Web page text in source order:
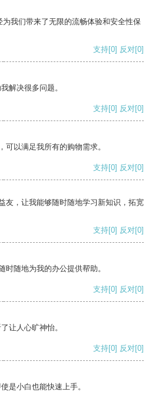
我们带来了无限的流畅体验和安全性保
支持[0] 反对[0]
解决很多问题。
支持[0] 反对[0]
可以满足我所有的购物需求。
支持[0] 反对[0]
友，让我能够随时随地学习新知识，拓宽
支持[0] 反对[0]
时随地为我的办公提供帮助。
支持[0] 反对[0]
让人心旷神怡。
支持[0] 反对[0]
是小白也能快速上手。